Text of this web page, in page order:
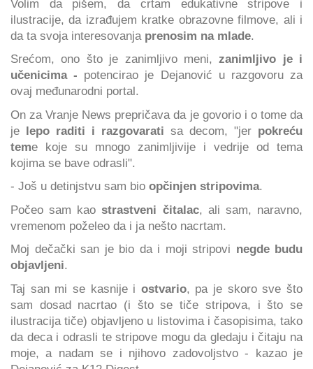
Volim da pišem, da crtam edukativne stripove i
ilustracije, da izrađujem kratke obrazovne filmove, ali i
da ta svoja interesovanja prenosim na mlade.
Srećom, ono što je zanimljivo meni,zanimljivo je i
učenicima - potencirao je Dejanović u razgovoru za
ovaj međunarodni portal.
On za Vranje News prepričava da je govorio i o tome da
je lepo raditi i razgovarati sa decom, "jer pokreću
teme koje su mnogo zanimljivije i vedrije od tema
kojima se bave odrasli".
- Još u detinjstvu sam bio opčinjen stripovima.
Počeo sam kaostrastveni čitalac, ali sam, naravno,
vremenom poželeo da i ja nešto nacrtam.
Moj dečački san je bio da i moji stripovi negde budu
objavljeni.
Taj san mi se kasnije i ostvario, pa je skoro sve što
sam dosad nacrtao (i što se tiče stripova, i što se
ilustracija tiče) objavljeno u listovima i časopisima, tako
da deca i odrasli te stripove mogu da gledaju i čitaju na
moje, a nadam se i njihovo zadovoljstvo - kazao je